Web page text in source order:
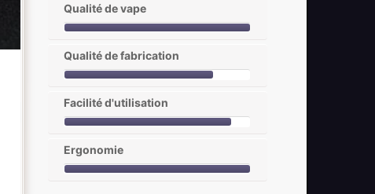
Qualité de vape
Qualité de fabrication
Facilité d'utilisation
Ergonomie